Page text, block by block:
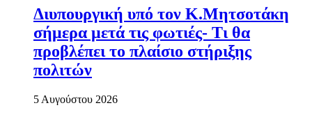
Διυπουργική υπό τον Κ.Μητσοτάκη
σήμερα μετά τις φωτιές- Τι θα
προβλέπει το πλαίσιο στήριξης
πολιτών
5 Αυγούστου 2026